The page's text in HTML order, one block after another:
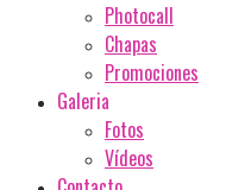
Photocall
Chapas
Promociones
Galeria
Fotos
Vídeos